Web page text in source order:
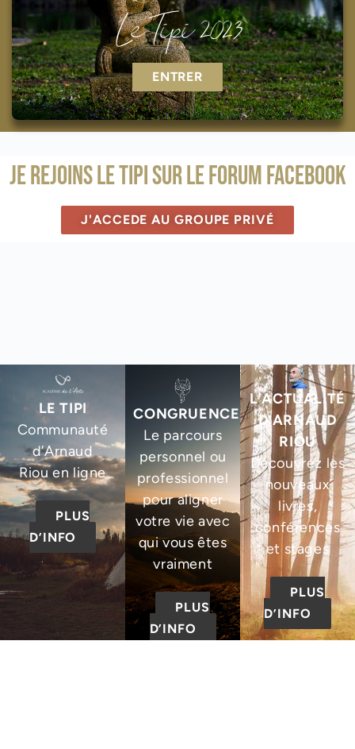
Le Tipi 2023
ENTRER
Je rejoins le Tipi sur le forum Facebook
J'ACCEDE AU GROUPE PRIVÉ
LE TIPI
Communauté
d’Arnaud
Riou en ligne
PLUS
D’INFO
CONGRUENCE
Le parcours
personnel ou
professionnel
pour aligner
votre vie avec
qui vous êtes
vraiment
PLUS
D’INFO
L’ACTUALITÉ
D’ARNAUD
RIOU
Découvrez les
nouveaux
livres,
conférences
et stages
PLUS
D’INFO